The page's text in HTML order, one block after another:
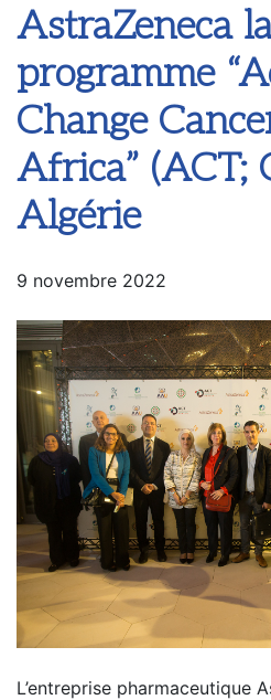
AstraZeneca
programme
Change
Africa” (ACT;
Algérie
9 novembre 2022
L’entreprise pharmaceutique